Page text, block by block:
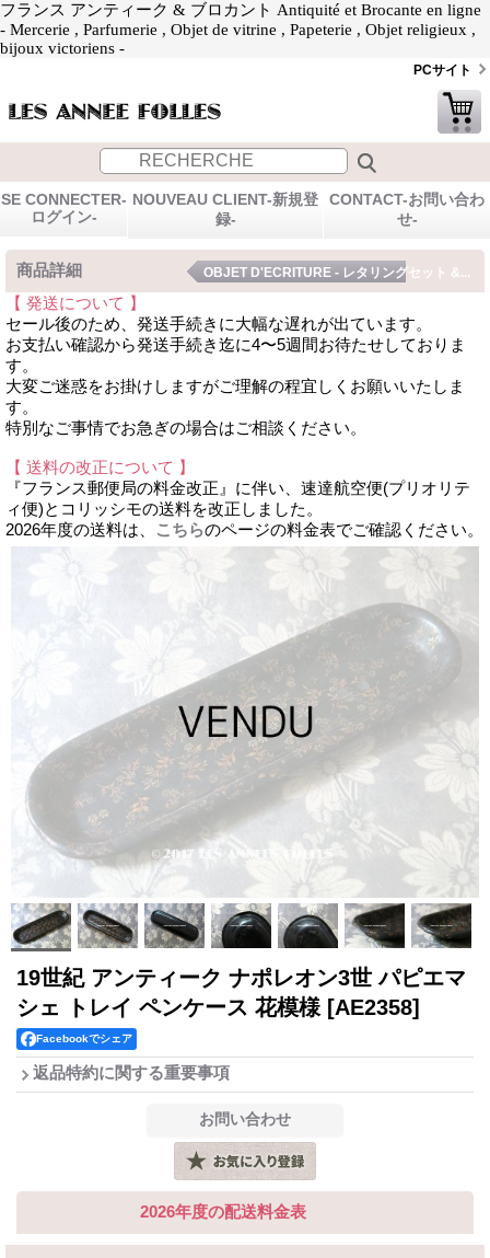
フランス アンティーク & ブロカント Antiquité et Brocante en ligne
- Mercerie , Parfumerie , Objet de vitrine , Papeterie , Objet religieux ,
bijoux victoriens -
PCサイト
SE CONNECTER-
ログイン-
NOUVEAU CLIENT-新規登
録-
CONTACT-お問い合わ
せ-
商品詳細 OBJET D'ECRITURE - レタリングセット &...
【 発送について 】
セール後のため、発送手続きに大幅な遅れが出ています。
お支払い確認から発送手続き迄に4〜5週間お待たせしておりま
す。
大変ご迷惑をお掛けしますがご理解の程宜しくお願いいたしま
す。
特別なご事情でお急ぎの場合はご相談ください。
【 送料の改正について 】
『フランス郵便局の料金改正』に伴い、速達航空便(プリオリテ
ィ便)とコリッシモの送料を改正しました。
2026年度の送料は、
こちらのページの料金表でご確認ください。
19世紀 アンティーク ナポレオン3世 パピエマ
シェ トレイ ペンケース 花模様 [AE2358]
Facebookでシェア
返品特約に関する重要事項
2026年度の配送料金表